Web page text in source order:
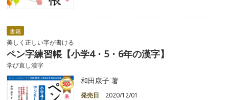
書籍
美しく正しい字が書ける
ペン字練習帳【小学4・5・6年の漢字】
学び直し漢字
和田康子 著
発売日
2020/12/01